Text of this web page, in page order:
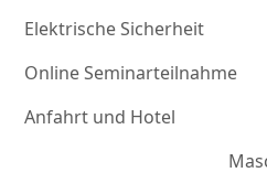
Elektrische Sicherheit
Online Seminarteilnahme
Anfahrt und Hotel